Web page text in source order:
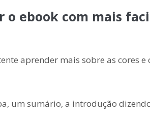
o ebook com mais
aprender mais sobre as cores
um sumário, a introdução